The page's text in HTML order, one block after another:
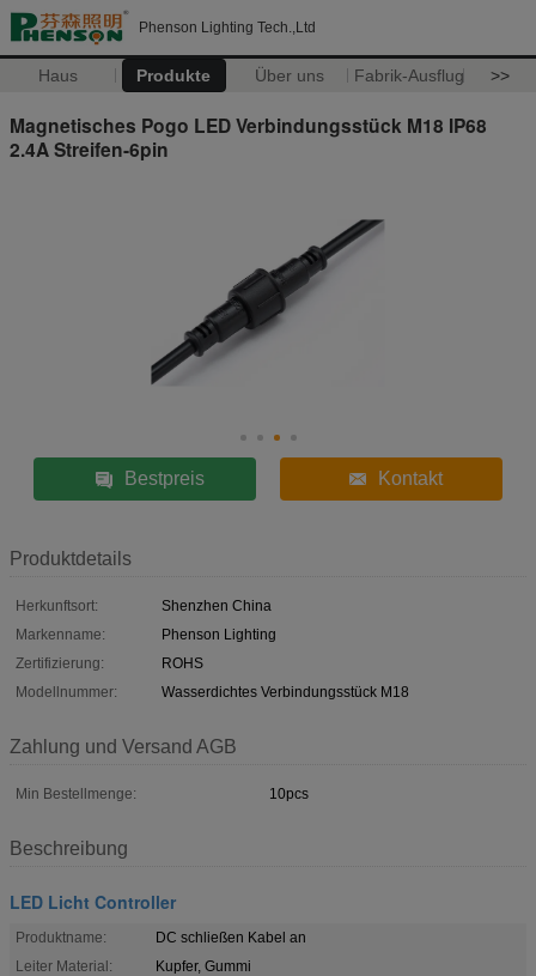
Phenson Lighting Tech.,Ltd
Haus Produkte Über uns Fabrik-Ausflug >>
Magnetisches Pogo LED Verbindungsstück M18 IP68
2.4A Streifen-6pin
Bestpreis Kontakt
Produktdetails
Herkunftsort:
Shenzhen China
Markenname:
Phenson Lighting
Zertifizierung:
ROHS
Modellnummer:
Wasserdichtes Verbindungsstück M18
Zahlung und Versand AGB
Min Bestellmenge: 10pcs
Beschreibung
LED Licht Controller
Produktname:
DC schließen Kabel an
Leiter Material:
Kupfer, Gummi